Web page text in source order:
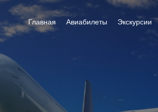
Главная Авиабилеты Экскурсии